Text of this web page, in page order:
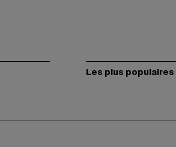
Les plus populaires